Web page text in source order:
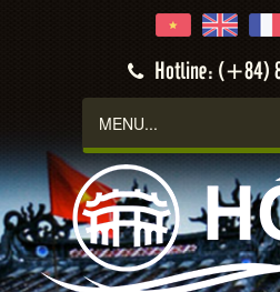
Hotline: (+84)